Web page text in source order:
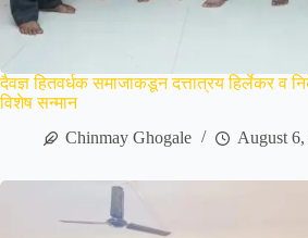
दैवज्ञ हितवर्धक समाजाकडून दत्तात्रय हिर्लेकर व
विशेष सन्मान
Chinmay Ghogale
August